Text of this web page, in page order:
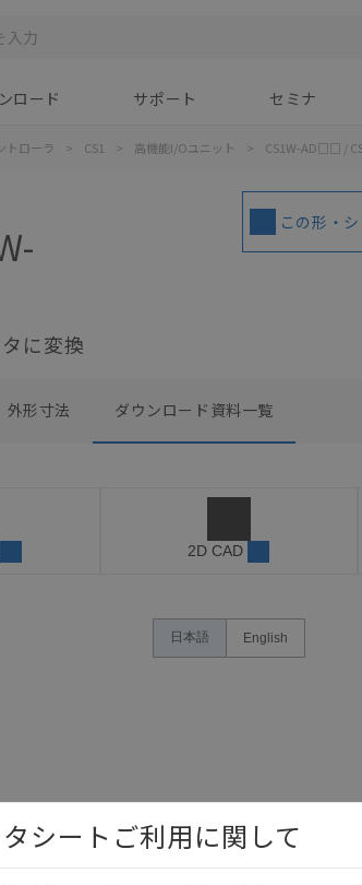
ロード サポート セミナ
トローラ > CS1 > 高機能I/Oユニット > CS1W-AD□□ /
に変換
この形・
外形寸法 ダウンロード資料一覧
2D CAD
日本語 English
シートご利用に関して